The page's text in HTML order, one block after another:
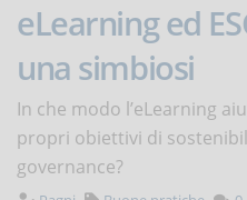
eLearning ed
una simbiosi
In che modo l’eLearning
propri obiettivi di
governance?